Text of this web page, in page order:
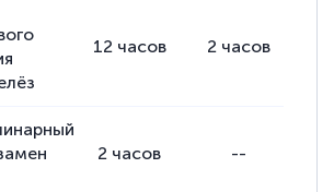
12 часов 2 часов
2 часов --